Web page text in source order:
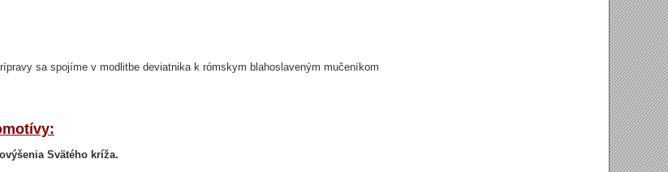
sa spojíme v modlitbe deviatnika k rómskym blahoslaveným mučeníkom
Svätého kríža.